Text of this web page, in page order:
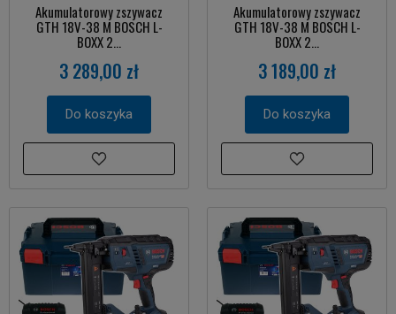
Akumulatorowy zszywacz
GTH 18V-38 M BOSCH L-
BOXX 2...
3 289,00 zł
Do koszyka
Akumulatorowy zszywacz
GTH 18V-38 M BOSCH L-
BOXX 2...
3 189,00 zł
Do koszyka